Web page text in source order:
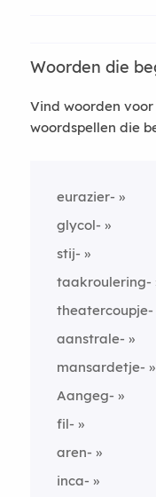
Woorden die
Vind woorden
woordspellen die
eurazier-
glycol-
stij-
taakroulering-
theatercoupje-
aanstrale-
mansardetje-
Aangeg-
fil-
aren-
inca-